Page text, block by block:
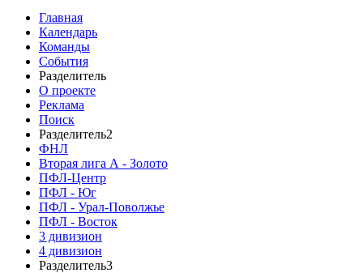
Главная
Календарь
Команды
События
Разделитель
О проекте
Реклама
Поиск
Разделитель2
ФНЛ
Вторая лига А - Золото
ПФЛ-Центр
ПФЛ - Юг
ПФЛ - Урал-Поволжье
ПФЛ - Восток
3 дивизион
4 дивизион
Разделитель3